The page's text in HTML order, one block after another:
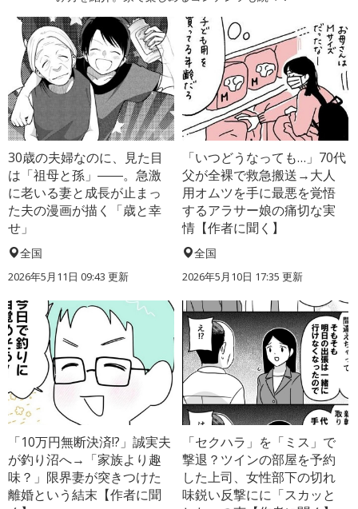
30歳の夫婦なのに、見た目
は「祖母と孫」――。急激
に老いる妻と成長が止まっ
た夫の漫画が描く「歳と幸
せ」
全国
2026年5月11日 09:43 更新
「いつどうなっても…」70代
父が全裸で救急搬送→大人
用オムツを手に最悪を覚悟
するアラサー娘の痛切な実
情【作者に聞く】
全国
2026年5月10日 17:35 更新
「10万円無断決済!?」誠実夫
が釣り沼へ→「家族より趣
味？」限界妻が突きつけた
離婚という結末【作者に聞
「セクハラ」を「ミス」で
撃退？ツインの部屋を予約
した上司、女性部下の切れ
味鋭い反撃にに「スカッと